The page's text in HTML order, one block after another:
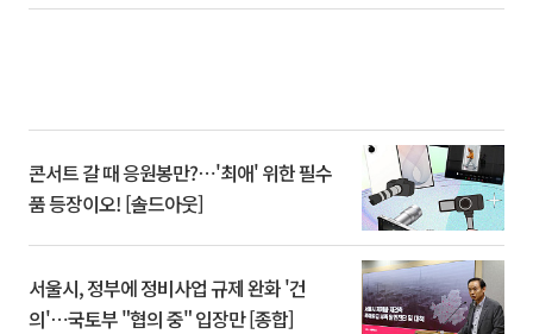
콘서트 갈 때 응원봉만?⋯'최애' 위한 필수
품 등장이오! [솔드아웃]
서울시, 정부에 정비사업 규제 완화 '건
의'⋯국토부 "협의 중" 입장만 [종합]